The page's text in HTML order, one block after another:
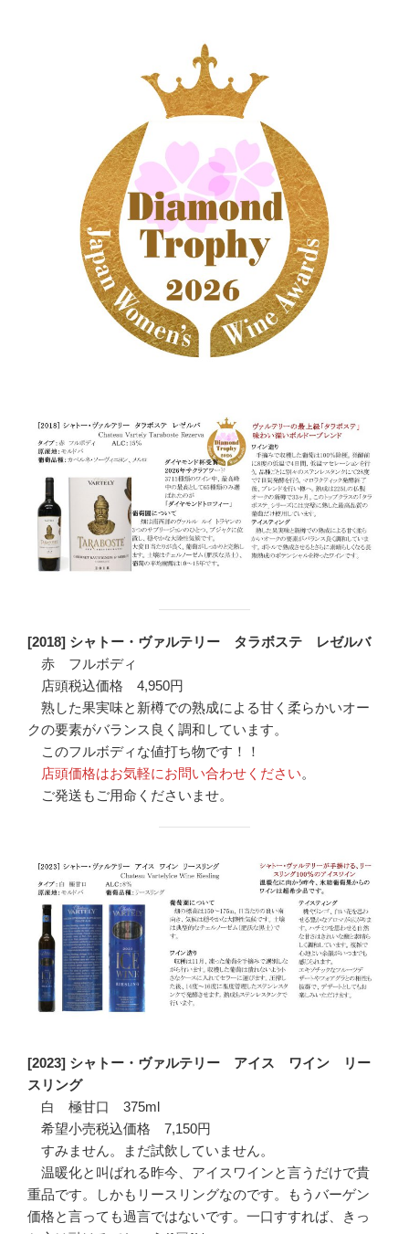
[2018] シャトー・ヴァルテリー タラボステ レゼルバ
赤 フルボディ
店頭税込価格 4,950円
熟した果実味と新樽での熟成による甘く柔らかいオー
クの要素がバランス良く調和しています。
このフルボディな値打ち物です！！
店頭価格はお気軽にお問い合わせください。
ご発送もご用命くださいませ。
[2023] シャトー・ヴァルテリー アイス ワイン リー
スリング
白 極甘口 375ml
希望小売税込価格 7,150円
すみません。まだ試飲していません。
温暖化と叫ばれる昨今、アイスワインと言うだけで貴
重品です。しかもリースリングなのです。もうバーゲン
価格と言っても過言ではないです。一口すすれば、きっ